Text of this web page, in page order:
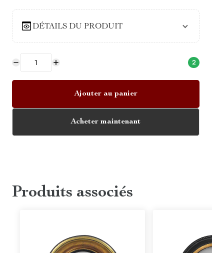
DÉTAILS DU PRODUIT
2
Ajouter au panier
Acheter maintenant
Produits associés